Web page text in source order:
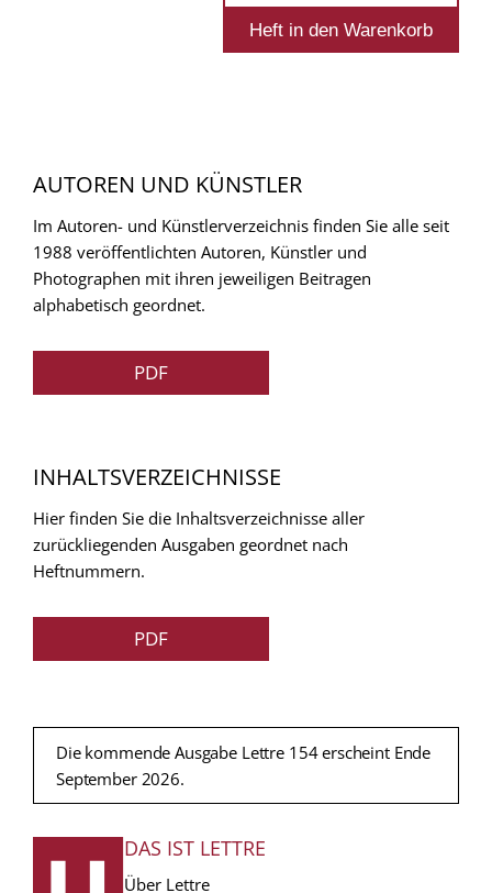
AUTOREN UND KÜNSTLER
Im Autoren- und Künstlerverzeichnis finden Sie alle seit
1988 veröffentlichten Autoren, Künstler und
Photographen mit ihren jeweiligen Beitragen
alphabetisch geordnet.
PDF
INHALTSVERZEICHNISSE
Hier finden Sie die Inhaltsverzeichnisse aller
zurückliegenden Ausgaben geordnet nach
Heftnummern.
PDF
Die kommende Ausgabe Lettre 154 erscheint Ende
September 2026.
FUSSZEILE
DAS IST LETTRE
Über Lettre